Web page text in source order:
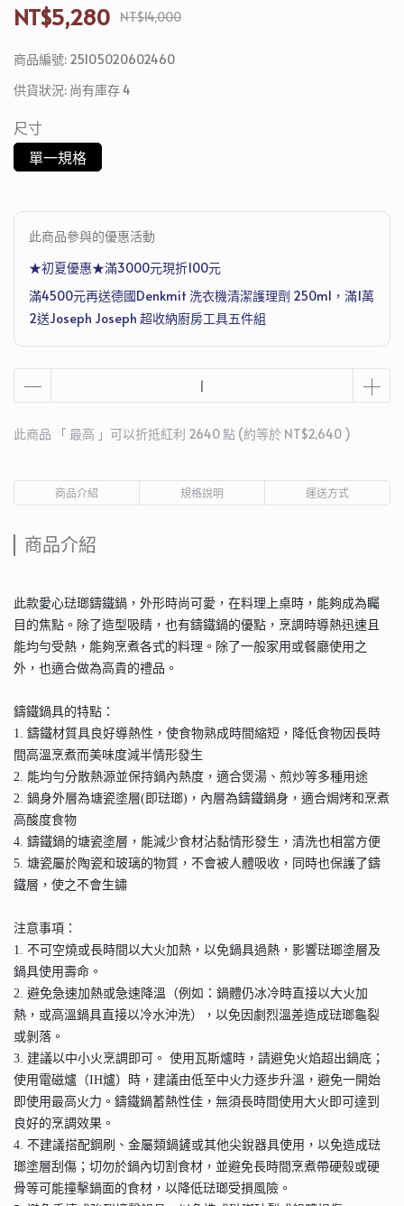
NT$5,280 NT$14,000
商品編號: 25105020602460
供貨狀況: 尚有庫存 4
尺寸
單一規格
此商品參與的優惠活動
★初夏優惠★滿3000元現折100元
滿4500元再送德國Denkmit 洗衣機清潔護理劑 250ml，滿1萬
2送Joseph Joseph 超收納廚房工具五件組
此商品 「 最高 」可以折抵紅利 2640 點 (約等於 NT$2,640 )
商品介紹 規格說明 運送方式
商品介紹
此款愛心琺瑯鑄鐵鍋，外形時尚可愛，在料理上桌時，能夠成為矚
目的焦點。除了造型吸睛，也有鑄鐵鍋的優點，烹調時導熱迅速且
能均勻受熱，能夠烹煮各式的料理。除了一般家用或餐廳使用之
外，也適合做為高貴的禮品。
鑄鐵鍋具的特點：
1. 鑄鐵材質具良好導熱性，使食物熟成時間縮短，降低食物因長時
間高溫烹煮而美味度減半情形發生
2. 能均勻分散熱源並保持鍋內熱度，適合煲湯、煎炒等多種用途
2. 鍋身外層為塘瓷塗層(即琺瑯)，內層為鑄鐵鍋身，適合焗烤和烹煮
高酸度食物
4. 鑄鐵鍋的塘瓷塗層，能減少食材沾黏情形發生，清洗也相當方便
5. 塘瓷屬於陶瓷和玻璃的物質，不會被人體吸收，同時也保護了鑄
鐵層，使之不會生鏽
注意事項：
1. 不可空燒或長時間以大火加熱，以免鍋具過熱，影響琺瑯塗層及
鍋具使用壽命。
2. 避免急速加熱或急速降溫（例如：鍋體仍冰冷時直接以大火加
熱，或高溫鍋具直接以冷水沖洗），以免因劇烈溫差造成琺瑯龜裂
或剝落。
3. 建議以中小火烹調即可。 使用瓦斯爐時，請避免火焰超出鍋底；
使用電磁爐（IH爐）時，建議由低至中火力逐步升溫，避免一開始
即使用最高火力。鑄鐵鍋蓄熱性佳，無須長時間使用大火即可達到
良好的烹調效果。
4. 不建議搭配鋼刷、金屬類鍋鏟或其他尖銳器具使用，以免造成琺
瑯塗層刮傷；切勿於鍋內切割食材，並避免長時間烹煮帶硬殼或硬
骨等可能撞擊鍋面的食材，以降低琺瑯受損風險。